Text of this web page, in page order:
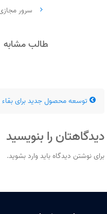
سرور
مطالب مشابه
توسعه محصول جدید برای بقاء
دیدگاهتان را بنویسید
برای نوشتن دیدگاه بایدوارد بشوید.